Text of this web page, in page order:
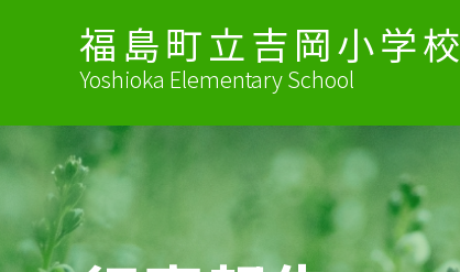
福島町立吉岡小学校
Yoshioka Elementary School